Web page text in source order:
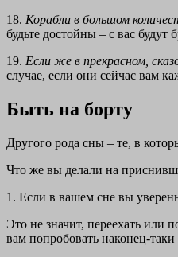
18. Корабли в большом
будьте достойны – с вас будут
19. Если же в прекрасном,
случае, если они сейчас вам
Быть на борту
Другого рода сны – те, в
Что же вы делали на
1. Если в вашем сне вы
Это не значит, переехать или
вам попробовать наконец-